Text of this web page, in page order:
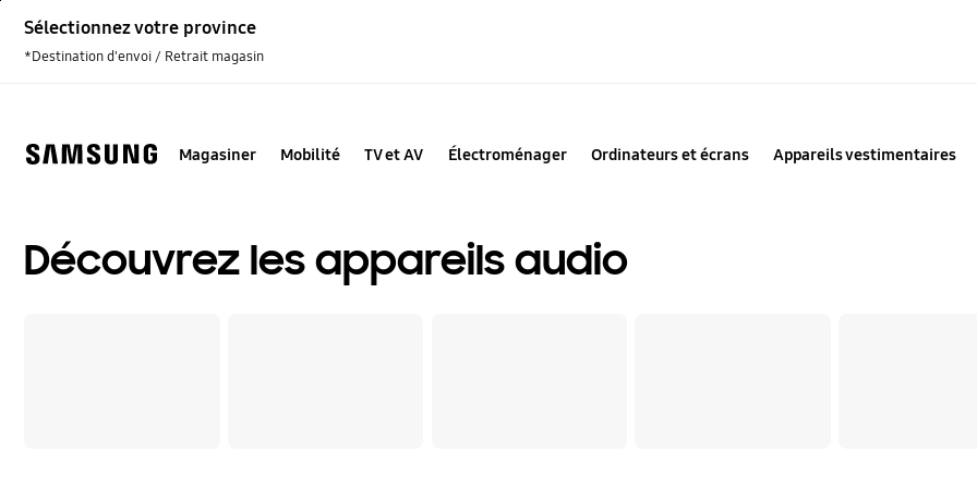
content
Sélectionnez votre province
*Destination d'envoi / Retrait magasin
Magasiner Mobilité TV et AV Électroménager Ordinateurs et écrans Appareils vestimentaires
Découvrez les appareils audio